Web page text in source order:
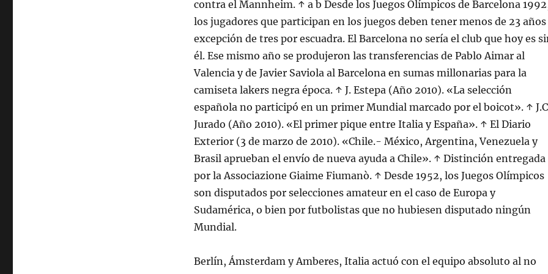
contra el Mannheim. ↑ a b Desde los Juegos Olímpicos de Barcelona
los jugadores que participan en los juegos deben tener menos de 23 años
excepción de tres por escuadra. El Barcelona no sería el club que hoy es
él. Ese mismo año se produjeron las transferencias de Pablo Aimar al
Valencia y de Javier Saviola al Barcelona en sumas millonarias para la
camiseta lakers negra época. ↑ J. Estepa (Año 2010). «La selección
española no participó en un primer Mundial marcado por el boicot». ↑
Jurado (Año 2010). «El primer pique entre Italia y España». ↑ El Diario
Exterior (3 de marzo de 2010). «Chile.- México, Argentina, Venezuela y
Brasil aprueban el envío de nueva ayuda a Chile». ↑ Distinción entregada
por la Associazione Giaime Fiumanò. ↑ Desde 1952, los Juegos Olímpicos
son disputados por selecciones amateur en el caso de Europa y
Sudamérica, o bien por futbolistas que no hubiesen disputado ningún
Mundial.
Berlín, Ámsterdam y Amberes, Italia actuó con el equipo absoluto al no